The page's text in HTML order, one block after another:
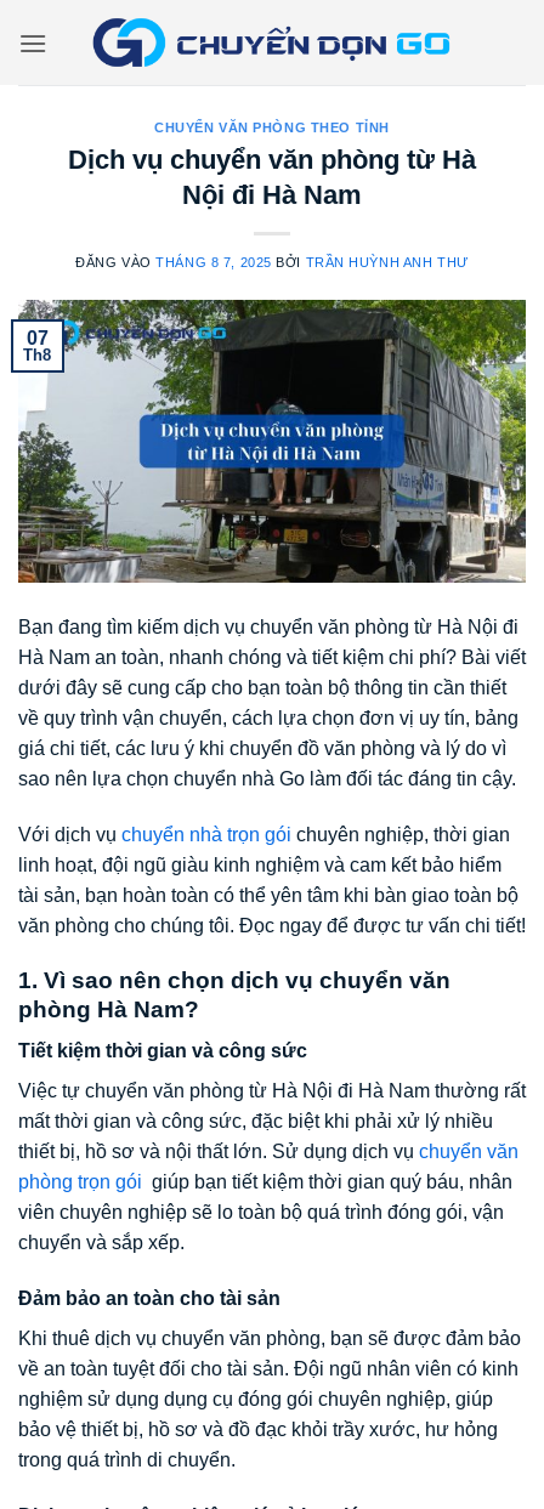
qua
CHUYỂN VĂN PHÒNG THEO TỈNH
Dịch vụ chuyển văn phòng từ Hà
Nội đi Hà Nam
ĐĂNG VÀOTHÁNG 8 7, 2025 BỞI TRẦN HUỲNH ANH THƯ
07
Th8
Bạn đang tìm kiếm dịch vụ chuyển văn phòng từ Hà Nội đi
Hà Nam an toàn, nhanh chóng và tiết kiệm chi phí? Bài viết
dưới đây sẽ cung cấp cho bạn toàn bộ thông tin cần thiết
về quy trình vận chuyển, cách lựa chọn đơn vị uy tín, bảng
giá chi tiết, các lưu ý khi chuyển đồ văn phòng và lý do vì
sao nên lựa chọn chuyển nhà Go làm đối tác đáng tin cậy.
Với dịch vụ chuyển nhà trọn gói chuyên nghiệp, thời gian
linh hoạt, đội ngũ giàu kinh nghiệm và cam kết bảo hiểm
tài sản, bạn hoàn toàn có thể yên tâm khi bàn giao toàn bộ
văn phòng cho chúng tôi. Đọc ngay để được tư vấn chi tiết!
1. Vì sao nên chọn dịch vụ chuyển văn
phòng Hà Nam?
Tiết kiệm thời gian và công sức
Việc tự chuyển văn phòng từ Hà Nội đi Hà Nam thường rất
mất thời gian và công sức, đặc biệt khi phải xử lý nhiều
thiết bị, hồ sơ và nội thất lớn. Sử dụng dịch vụ chuyển văn
phòng trọn gói giúp bạn tiết kiệm thời gian quý báu, nhân
viên chuyên nghiệp sẽ lo toàn bộ quá trình đóng gói, vận
chuyển và sắp xếp.
Đảm bảo an toàn cho tài sản
Khi thuê dịch vụ chuyển văn phòng, bạn sẽ được đảm bảo
về an toàn tuyệt đối cho tài sản. Đội ngũ nhân viên có kinh
nghiệm sử dụng dụng cụ đóng gói chuyên nghiệp, giúp
bảo vệ thiết bị, hồ sơ và đồ đạc khỏi trầy xước, hư hỏng
trong quá trình di chuyển.